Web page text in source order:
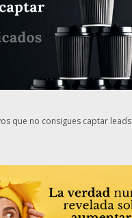
que no consigues captar leads